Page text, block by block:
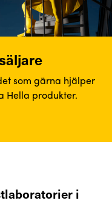
som gärna hjälper
Hella produkter.
i